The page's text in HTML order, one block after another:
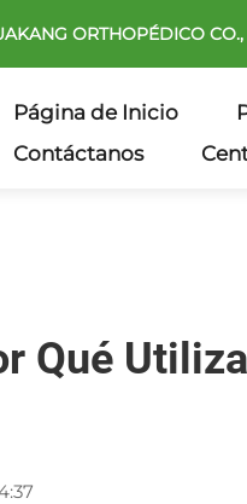
ORTHOPÉDICO CO.,
Página de Inicio
Contáctanos
Qué